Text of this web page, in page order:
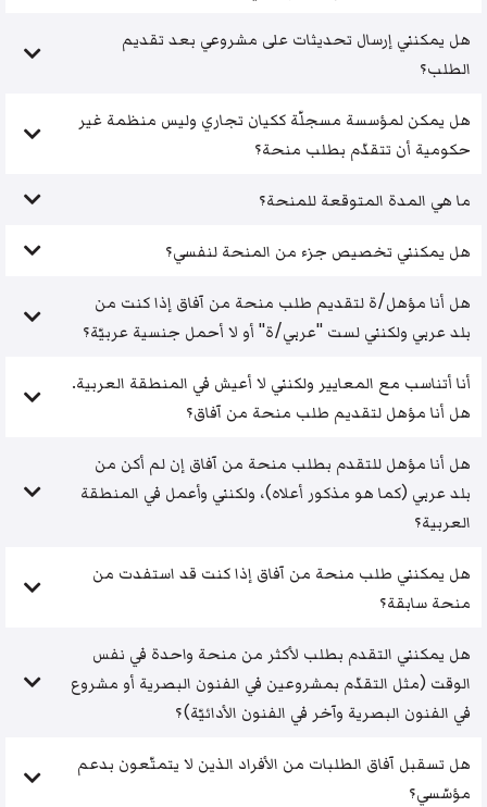
هل يمكنني إرسال تحديثات على مشروعي بعد تقديم
الطلب؟
هل يمكن لمؤسسة مسجلّة ككيان تجاري وليس منظمة غير
حكومية أن تتقدّم بطلب منحة؟
ما هي المدة المتوقعة للمنحة؟
هل يمكنني تخصيص جزء من المنحة لنفسي؟
هل أنا مؤهل/ة لتقديم طلب منحة من آفاق إذا كنت من
بلد عربي ولكنني لست "عربي/ة" أو لا أحمل جنسية عربيّة؟
أنا أتناسب مع المعايير ولكنني لا أعيش في المنطقة العربية.
هل أنا مؤهل لتقديم طلب منحة من آفاق؟
هل أنا مؤهل للتقدم بطلب منحة من آفاق إن لم أكن من
بلد عربي (كما هو مذكور أعلاه)، ولكنني وأعمل في المنطقة
العربية؟
هل يمكنني طلب منحة من آفاق إذا كنت قد استفدت من
منحة سابقة؟
هل يمكنني التقدم بطلب لأكثر من منحة واحدة في نفس
الوقت (مثل التقدّم بمشروعين في الفنون البصرية أو مشروع
في الفنون البصرية وآخر في الفنون الأدائيّة)؟
هل تسقبل آفاق الطلبات من الأفراد الذين لا يتمتّعون بدعم
مؤسّسي؟